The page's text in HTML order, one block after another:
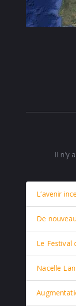
Il n'y
De
Le Festival